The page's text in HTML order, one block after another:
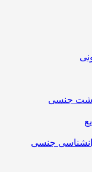
جنسی
جنسی